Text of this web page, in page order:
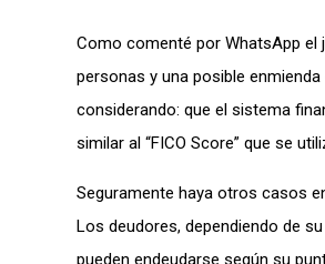
Como comenté por WhatsApp el
personas y una posible
considerando: que el sistema
similar al “FICO Score” que se
Seguramente haya otros casos
Los deudores, dependiendo de
pueden endeudarse según su